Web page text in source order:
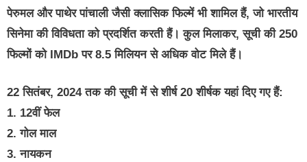
पेरुमल और पाथेर पांचाली जैसी क्लासिक फिल्में भी शामिल हैं, जो भारतीय
सिनेमा की विविधता को प्रदर्शित करती हैं। कुल मिलाकर, सूची की 250
फिल्मों को IMDb पर 8.5 मिलियन से अधिक वोट मिले हैं।
22 सितंबर, 2024 तक की सूची में से शीर्ष 20 शीर्षक यहां दिए गए हैं:
1. 12वीं फेल
2. गोल माल
3. नायकन